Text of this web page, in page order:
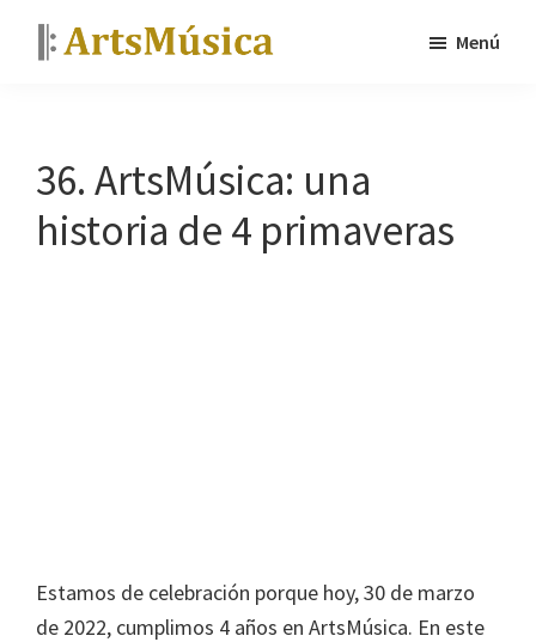
Saltar
Saltar
principal
y
tutoriales
gratis
Menú
36. ArtsMúsica: una
historia de 4 primaveras
Estamos de celebración porque hoy, 30 de marzo
de 2022, cumplimos 4 años en ArtsMúsica. En este